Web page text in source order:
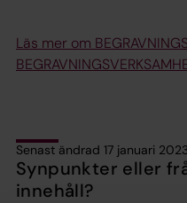
Läs mer om
Senast ändrad 17 januari 2023
Synpunkter eller
innehåll?